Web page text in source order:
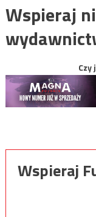
Wspieraj
Czy
Wspieraj